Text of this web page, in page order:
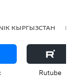
КЫРГЫЗСТАН
Rutube